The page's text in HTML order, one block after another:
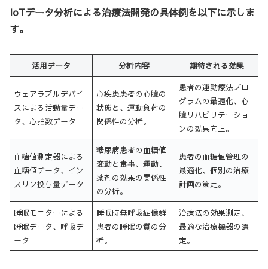
IoTデータ分析による治療法開発の具体例を以下に示しま
す。
活用データ 分析内容 期待される効果
ウェアラブルデバイ
スによる活動量デー
タ、心拍数データ
心疾患患者の心臓の
状態と、運動負荷の
関係性の分析。
患者の運動療法プロ
グラムの最適化、心
臓リハビリテーショ
ンの効果向上。
血糖値測定器による
血糖値データ、イン
スリン投与量データ
糖尿病患者の血糖値
変動と食事、運動、
薬剤の効果の関係性
の分析。
患者の血糖値管理の
最適化、個別の治療
計画の策定。
睡眠モニターによる
睡眠データ、呼吸デ
ータ
睡眠時無呼吸症候群
患者の睡眠の質の分
析。
治療法の効果測定、
最適な治療機器の選
定。